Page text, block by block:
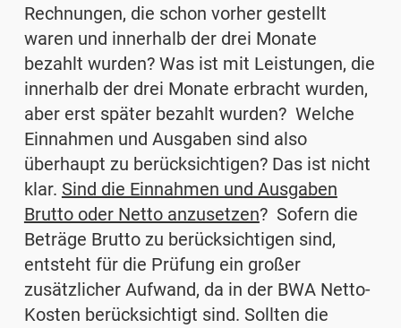
Rechnungen, die schon vorher gestellt
waren und innerhalb der drei Monate
bezahlt wurden? Was ist mit Leistungen, die
innerhalb der drei Monate erbracht wurden,
aber erst später bezahlt wurden? Welche
Einnahmen und Ausgaben sind also
überhaupt zu berücksichtigen? Das ist nicht
klar. Sind die Einnahmen und Ausgaben
Brutto oder Netto anzusetzen? Sofern die
Beträge Brutto zu berücksichtigen sind,
entsteht für die Prüfung ein großer
zusätzlicher Aufwand, da in der BWA Netto-
Kosten berücksichtigt sind. Sollten die